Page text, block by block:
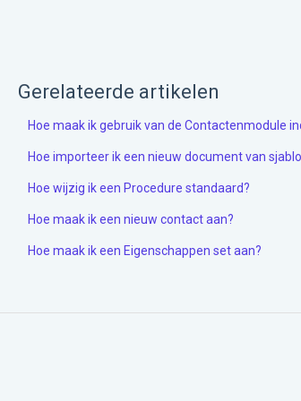
Gerelateerde artikelen
Hoe maak ik gebruik van de Contactenmodule
Hoe importeer ik een nieuw document van
Hoe wijzig ik een Procedure standaard?
Hoe maak ik een nieuw contact aan?
Hoe maak ik een Eigenschappen set aan?